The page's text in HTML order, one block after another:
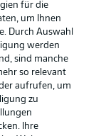
verwalten
für die
um Ihnen
Durch Auswahl
werden
sind manche
so relevant
aufrufen, um
zu
Ihre